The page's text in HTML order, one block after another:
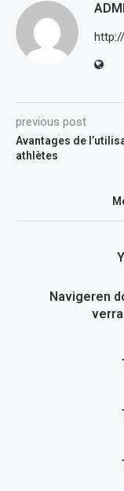
previous post
Avantages de
athlètes
Navigeren